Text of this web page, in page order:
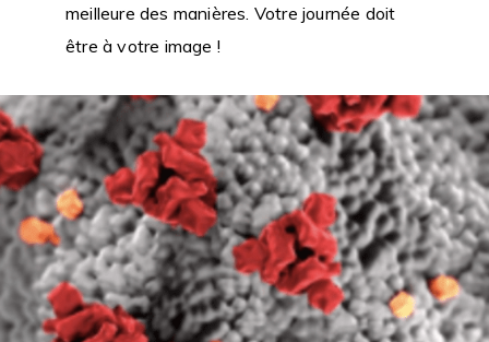
meilleure des manières. Votre journée doit
être à votre image !